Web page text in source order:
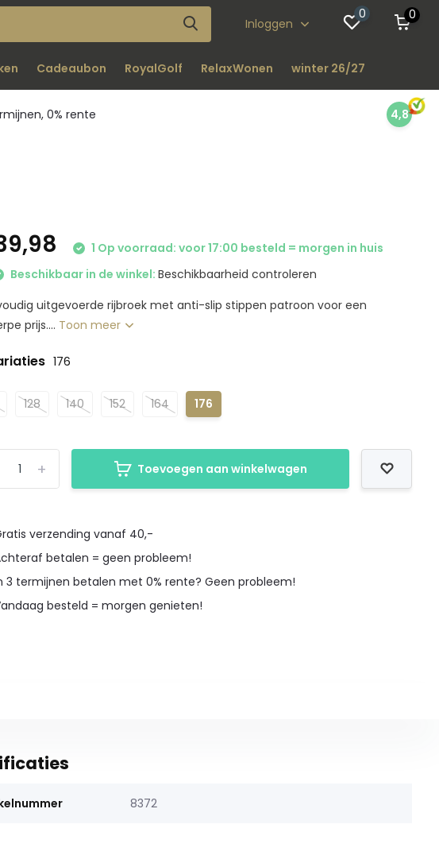
Inloggen
0 0
Cadeaubon RoyalGolf RelaxWonen winter 26/27
0% rente 4,8
1 Op voorraad: voor 17:00 besteld = morgen in huis
Beschikbaar in de winkel:Beschikbaarheid controleren
uitgevoerde rijbroek met anti-slip stippen patroon voor een
prijs.... Toon meer
176
128 140 152 164 176
+ Toevoegen aan winkelwagen
verzending vanaf 40,-
betalen = geen probleem!
3 termijnen betalen met 0% rente? Geen probleem!
besteld = morgen genieten!
8372